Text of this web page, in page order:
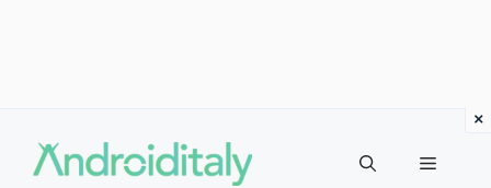
contenuto
MENU